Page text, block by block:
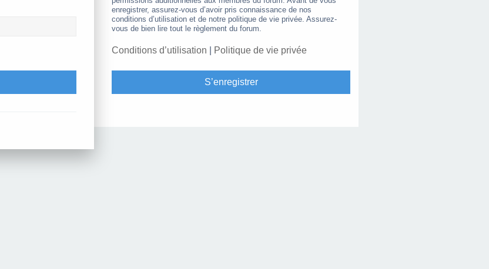
enregistrer, assurez-vous d’avoir pris connaissance de nos
conditions d’utilisation et de notre politique de vie privée. Assurez-
vous de bien lire tout le règlement du forum.
Conditions d’utilisation Politique de vie privée
S’enregistrer